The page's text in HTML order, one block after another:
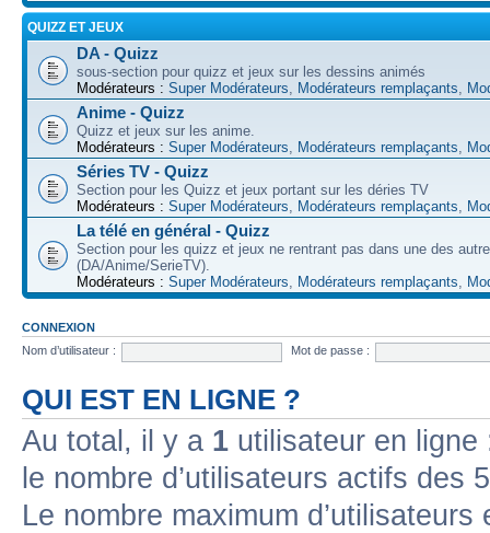
QUIZZ ET JEUX
DA - Quizz
sous-section pour quizz et jeux sur les dessins animés
Modérateurs : Super Modérateurs Modérateurs remplaçants
Anime - Quizz
Quizz et jeux sur les anime.
Modérateurs : Super Modérateurs Modérateurs remplaçants
Séries TV - Quizz
Section pour les Quizz et jeux portant sur les déries TV
Modérateurs : Super Modérateurs Modérateurs remplaçants
La télé en général - Quizz
Section pour les quizz et jeux ne rentrant pas dans une des
(DA/Anime/SerieTV).
Modérateurs : Super Modérateurs Modérateurs remplaçants
CONNEXION
Nom d’utilisateur :
Mot de passe :
QUI EST EN LIGNE ?
Au total, il y a 1 utilisateur en
le nombre d’utilisateurs actifs des
Le nombre maximum